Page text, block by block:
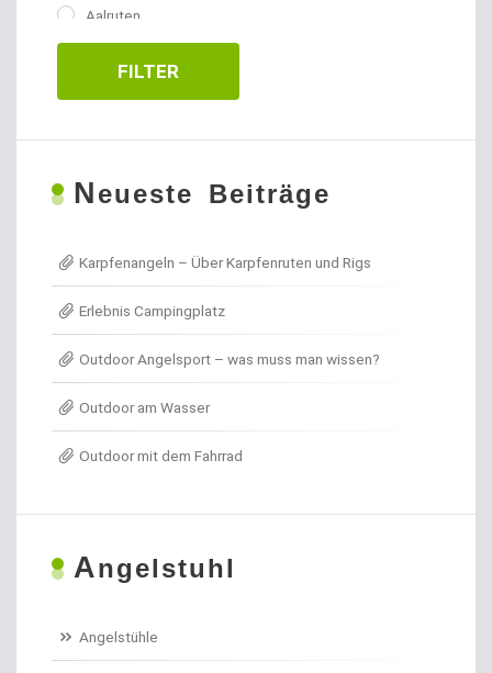
Aalruten
Abhakmatten
Angel- / Jagd- & Outdoormesser
Angelkoffer
Angelrollen für das Forellenangeln
Angelschnur Dorsch
Angelschnur Feedern
FILTER
Neueste Beiträge
Karpfenangeln – Über Karpfenruten und Rigs
Erlebnis Campingplatz
Outdoor Angelsport – was muss man wissen?
Outdoor am Wasser
Outdoor mit dem Fahrrad
Angelstuhl
Angelstühle